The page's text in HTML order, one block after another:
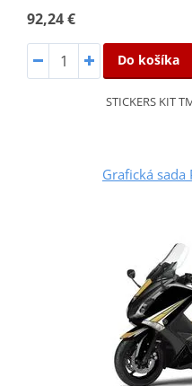
92,24 €
Do košíka
STICKERS KIT
Grafická sada